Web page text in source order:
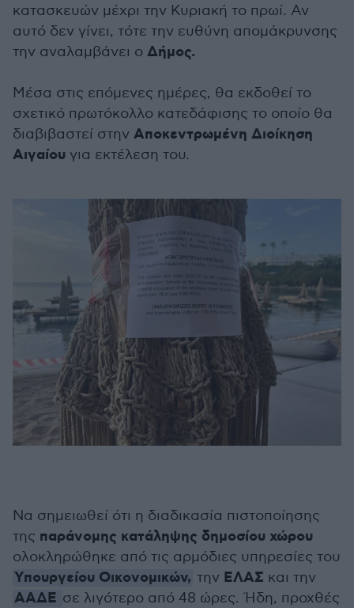
κατασκευών μέχρι την Κυριακή το πρωί. Αν
αυτό δεν γίνει, τότε την ευθύνη απομάκρυνσης
την αναλαμβάνει ο Δήμος.
Μέσα στις επόμενες ημέρες, θα εκδοθεί το
σχετικό πρωτόκολλο κατεδάφισης το οποίο θα
διαβιβαστεί στην Αποκεντρωμένη Διοίκηση
Αιγαίου για εκτέλεση του.
Να σημειωθεί ότι η διαδικασία πιστοποίησης
της παράνομης κατάληψης δημοσίου χώρου
ολοκληρώθηκε από τις αρμόδιες υπηρεσίες του
Υπουργείου Οικονομικών, την ΕΛΑΣ και την
ΑΑΔΕ σε λιγότερο από 48 ώρες. Ήδη, προχθές